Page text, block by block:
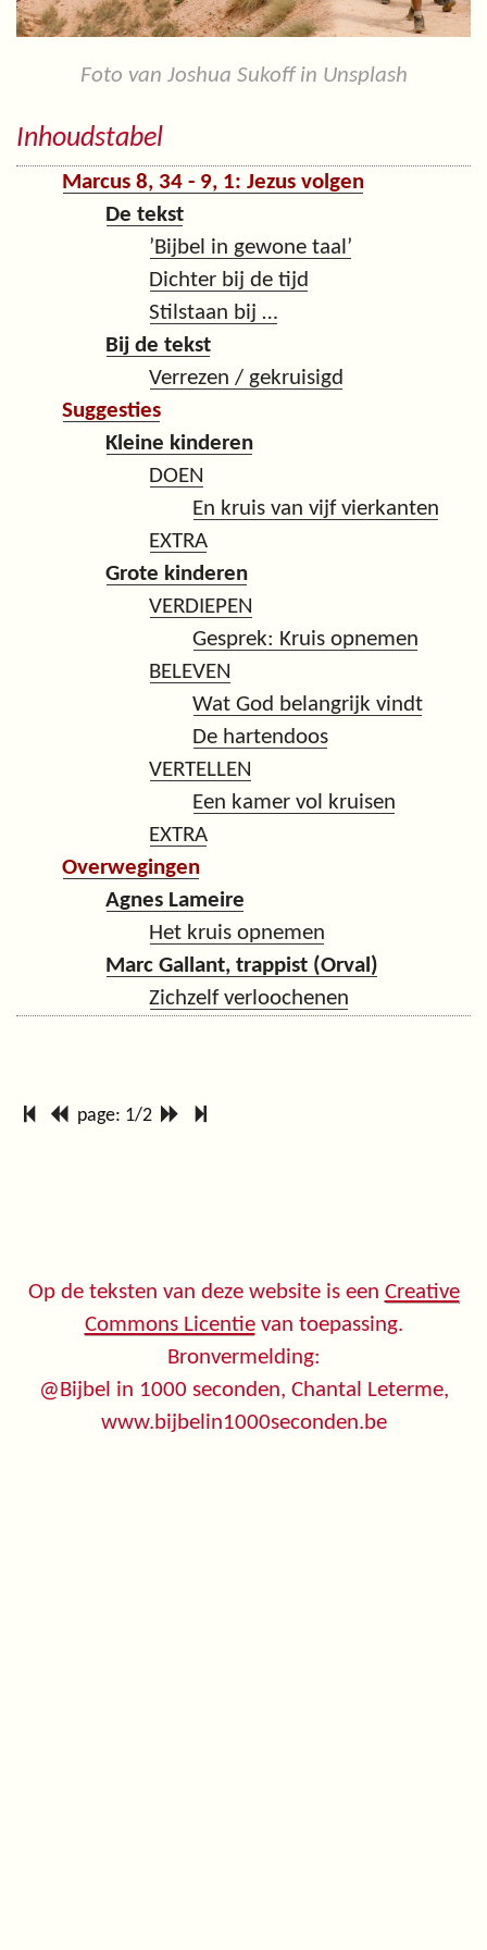
Foto van Joshua Sukoff in Unsplash
Inhoudstabel
Marcus 8, 34 - 9, 1: Jezus volgen
De tekst
’Bijbel in gewone taal’
Dichter bij de tijd
Stilstaan bij …
Bij de tekst
Verrezen / gekruisigd
Suggesties
Kleine kinderen
DOEN
En kruis van vijf vierkanten
EXTRA
Grote kinderen
VERDIEPEN
Gesprek: Kruis opnemen
BELEVEN
Wat God belangrijk vindt
De hartendoos
VERTELLEN
Een kamer vol kruisen
EXTRA
Overwegingen
Agnes Lameire
Het kruis opnemen
Marc Gallant, trappist (Orval)
Zichzelf verloochenen
page: 1/2
Op de teksten van deze website is een Creative
Commons Licentievan toepassing.
Bronvermelding:
@Bijbel in 1000 seconden, Chantal Leterme,
www.bijbelin1000seconden.be